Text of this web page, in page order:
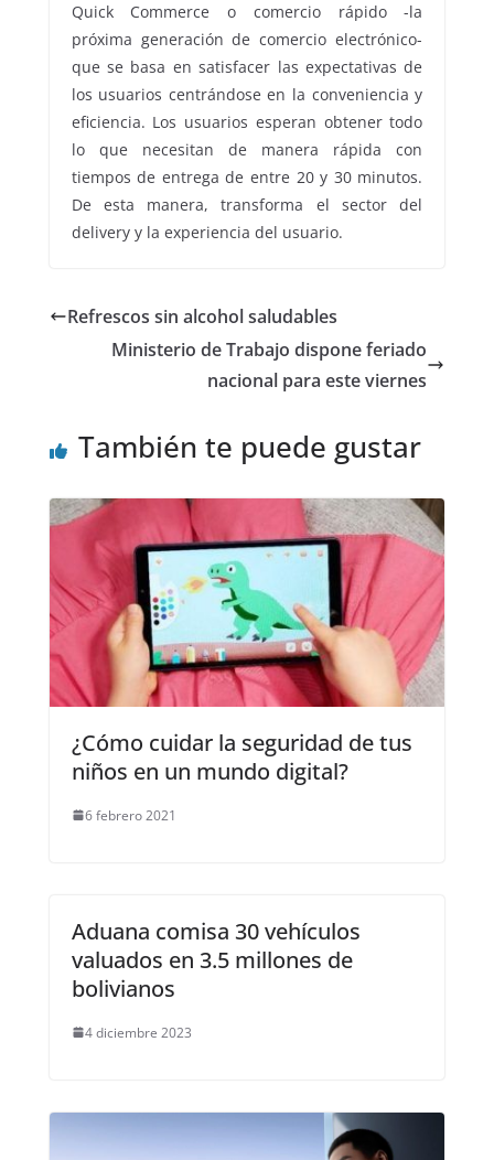
Quick Commerce o comercio rápido -la
próxima generación de comercio electrónico-
que se basa en satisfacer las expectativas de
los usuarios centrándose en la conveniencia y
eficiencia. Los usuarios esperan obtener todo
lo que necesitan de manera rápida con
tiempos de entrega de entre 20 y 30 minutos.
De esta manera, transforma el sector del
delivery y la experiencia del usuario.
Refrescos sin alcohol saludables
Ministerio de Trabajo dispone feriado
nacional para este viernes
También te puede gustar
¿Cómo cuidar la seguridad de tus
niños en un mundo digital?
6 febrero 2021
Aduana comisa 30 vehículos
valuados en 3.5 millones de
bolivianos
4 diciembre 2023